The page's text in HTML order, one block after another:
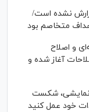
نشده است/
متخاصم بود
و اصلاح
آغاز شده و
نمایشی، شکست
خود عمل کنید